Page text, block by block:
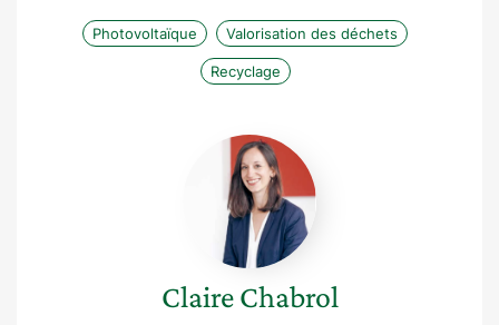
Photovoltaïque Valorisation des déchets
Recyclage
Claire
Chabrol
Claire Chabrol